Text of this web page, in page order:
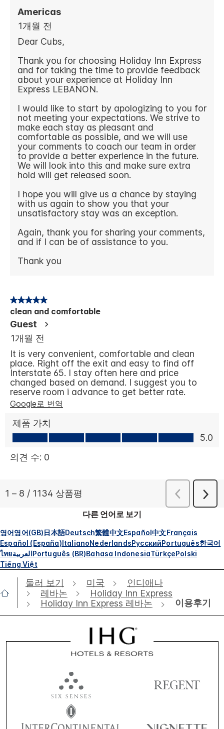
다른 언어로 보기
영어영어(GB)日本語Deutsch繁體中文Español中文Français
Español (España)ItalianoNederlandsРусскийPortuguês한국어
ไทยالعربيةPortuguês (BR)Bahasa IndonesiaTürkçePolski
Tiếng Việt
둘러 보기 미국
인디애나
레바논
Holiday Inn Express
Holiday Inn Express 레바논
이용후기